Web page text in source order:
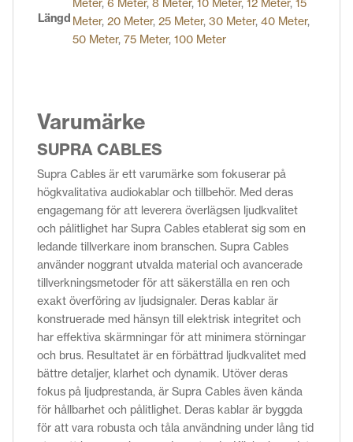
Längd
Meter, 6 Meter, 8 Meter, 10 Meter, 12 Meter, 15
Meter, 20 Meter, 25 Meter, 30 Meter, 40 Meter,
50 Meter, 75 Meter, 100 Meter
Varumärke
SUPRA CABLES
Supra Cables är ett varumärke som fokuserar på
högkvalitativa audiokablar och tillbehör. Med deras
engagemang för att leverera överlägsen ljudkvalitet
och pålitlighet har Supra Cables etablerat sig som en
ledande tillverkare inom branschen. Supra Cables
använder noggrant utvalda material och avancerade
tillverkningsmetoder för att säkerställa en ren och
exakt överföring av ljudsignaler. Deras kablar är
konstruerade med hänsyn till elektrisk integritet och
har effektiva skärmningar för att minimera störningar
och brus. Resultatet är en förbättrad ljudkvalitet med
bättre detaljer, klarhet och dynamik. Utöver deras
fokus på ljudprestanda, är Supra Cables även kända
för hållbarhet och pålitlighet. Deras kablar är byggda
för att vara robusta och tåla användning under lång tid